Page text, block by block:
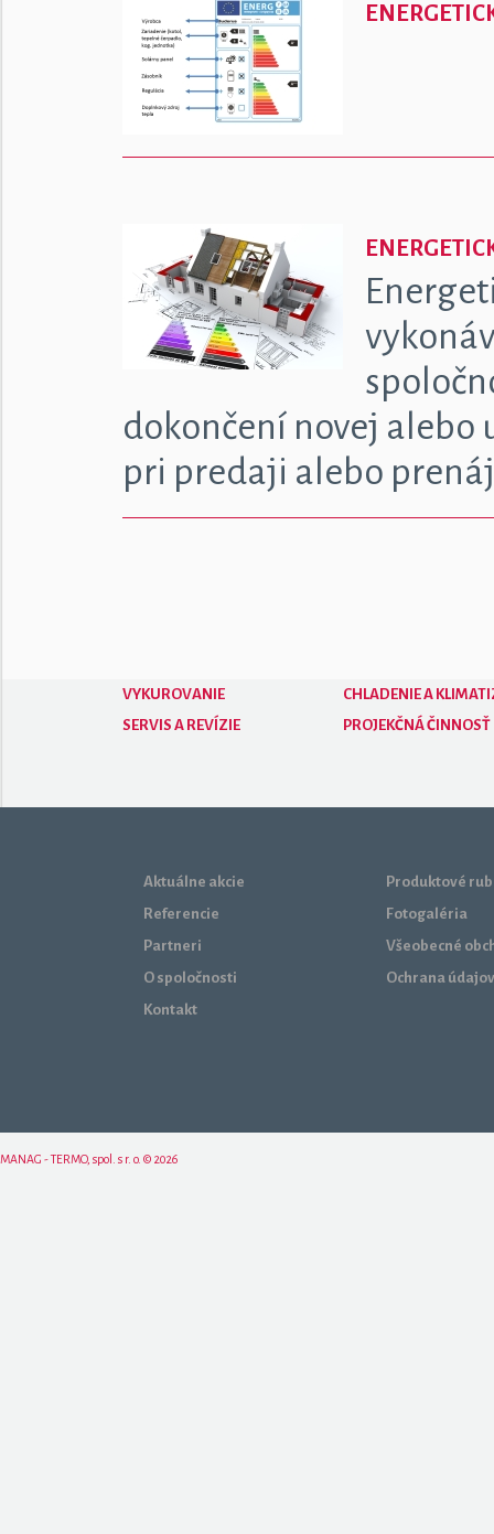
dokončení novej alebo
pri predaji alebo
VYKUROVANIE
CHLADENIE A
SERVIS A REVÍZIE
PROJEKČNÁ ČINNOSŤ
Aktuálne akcie
Referencie
Partneri
O spoločnosti
Kontakt
Produktové
Fotogaléria
Všeobecné
Ochrana údajov
MANAG - TERMO, spol. s r. o. © 2026